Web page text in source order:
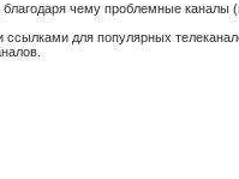
чему проблемные
для популярных